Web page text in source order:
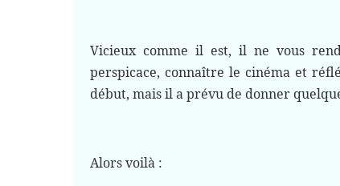
Vicieux comme il est, il ne vous
perspicace, connaître le cinéma et
début, mais il a prévu de donner
Alors voilà :